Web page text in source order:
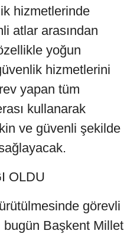
hizmetlerinde
atlar arasından
yoğun
hizmetlerini
yapan tüm
kullanarak
ve güvenli şekilde
OLDU
görevli
bugün Başkent Millet